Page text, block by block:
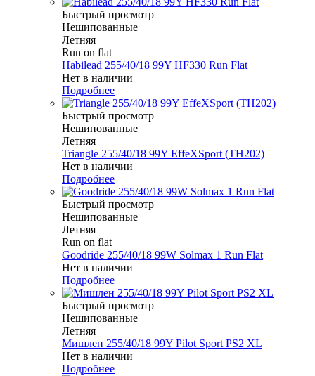
Быстрый просмотр
Нешипованные
Летняя
Run on flat
Habilead 255/40/18 99Y HF330 Run Flat
Нет в наличии
Подробнее
Быстрый просмотр
Нешипованные
Летняя
Triangle 255/40/18 99Y EffeXSport (TH202)
Нет в наличии
Подробнее
Быстрый просмотр
Нешипованные
Летняя
Run on flat
Goodride 255/40/18 99W Solmax 1 Run Flat
Нет в наличии
Подробнее
Быстрый просмотр
Нешипованные
Летняя
Мишлен 255/40/18 99Y Pilot Sport PS2 XL
Нет в наличии
Подробнее